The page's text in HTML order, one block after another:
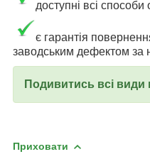
доступні всі способи
є гарантія
заводським дефектом за
Подивитись всі
Приховати